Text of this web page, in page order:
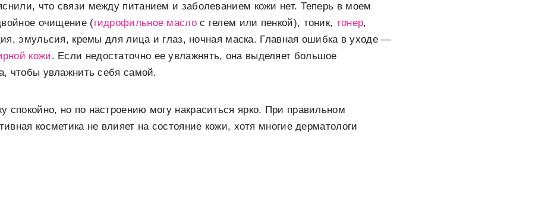
что связи между питанием и заболеванием кожи нет. Теперь в моем
очищение (гидрофильное маслос гелем или пенкой), тоник, тонер,
эмульсия, кремы для лица и глаз, ночная маска. Главная ошибка в уходе —
кожи. Если недостаточно ее увлажнять, она выделяет большое
чтобы увлажнить себя самой.
спокойно, но по настроению могу накраситься ярко. При правильном
косметика не влияет на состояние кожи, хотя многие дерматологи